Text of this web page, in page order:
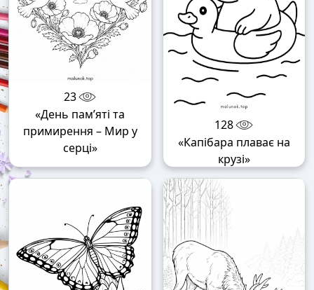
23
«День пам’яті та
примирення – Мир у
серці»
128
«Капібара плаває на
крузі»